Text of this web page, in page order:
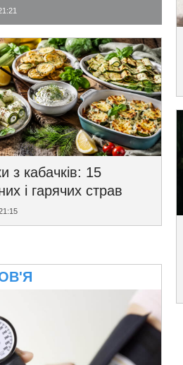
з кабачків: 15
і гарячих страв